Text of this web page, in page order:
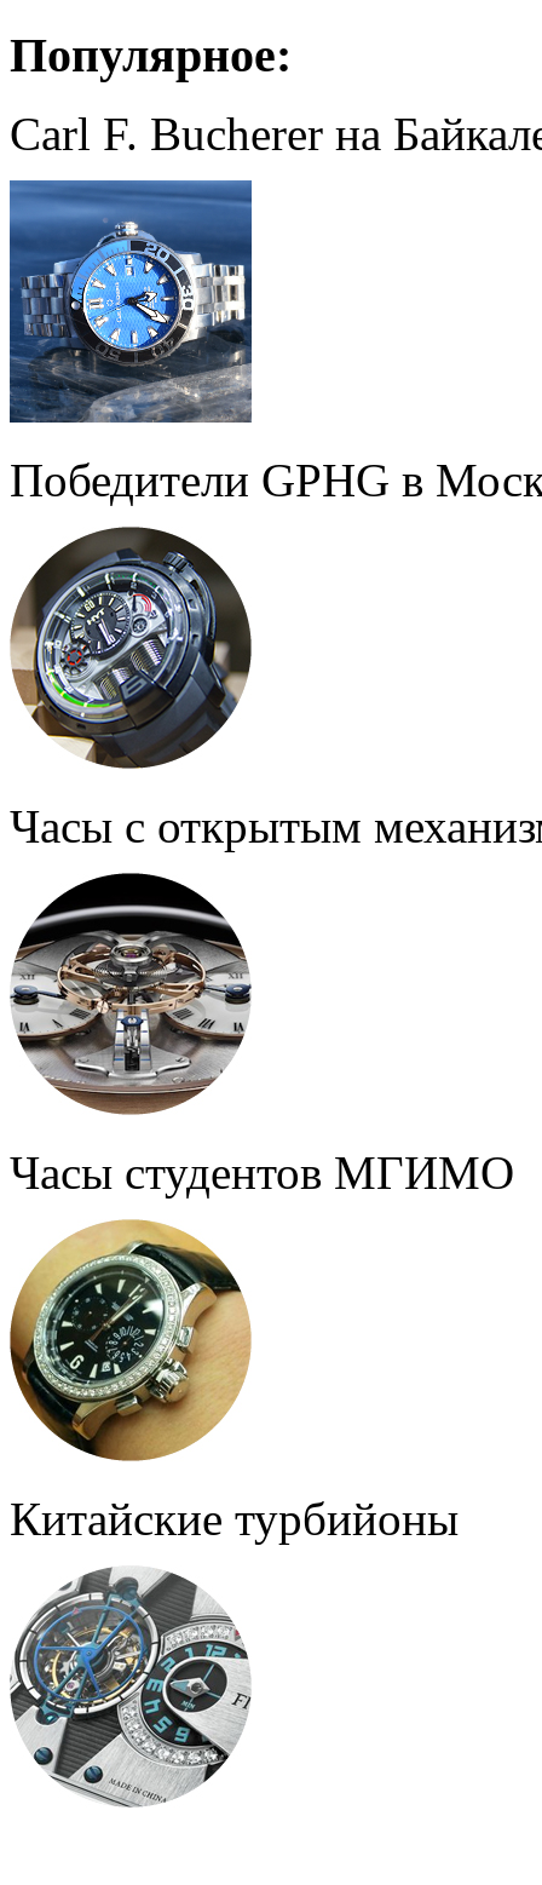
Популярное:
Carl F. Bucherer на
Победители GPHG в
Часы с открытым
Часы студентов МГИМО
Китайские турбийоны